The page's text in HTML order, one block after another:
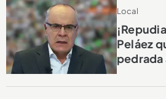
Local
Peláez
pedrada